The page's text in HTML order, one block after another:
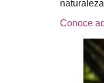
Conoce